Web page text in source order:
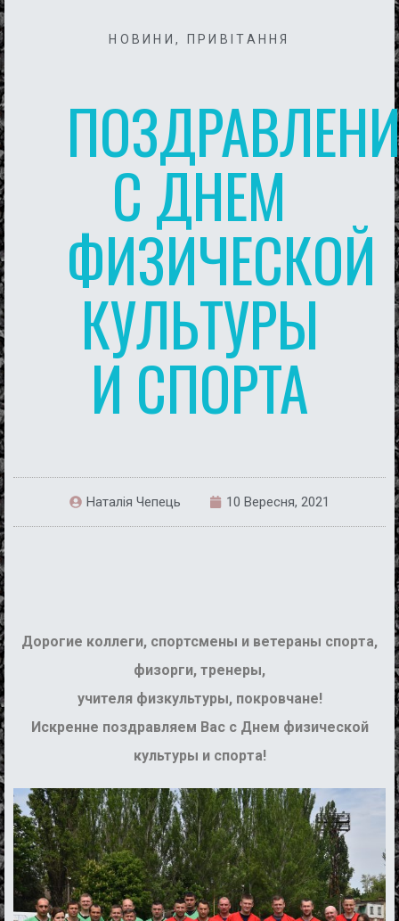
НОВИНИ, ПРИВІТАННЯ
С ДНЕМ
ФИЗИЧЕСКОЙ
КУЛЬТУРЫ
И СПОРТА
Наталія Чепець 10 Вересня, 2021
Дорогие коллеги, спортсмены и ветераны спорта,
физорги, тренеры,
учителя физкультуры, покровчане!
Искренне поздравляем Вас с Днем физической
культуры и спорта!